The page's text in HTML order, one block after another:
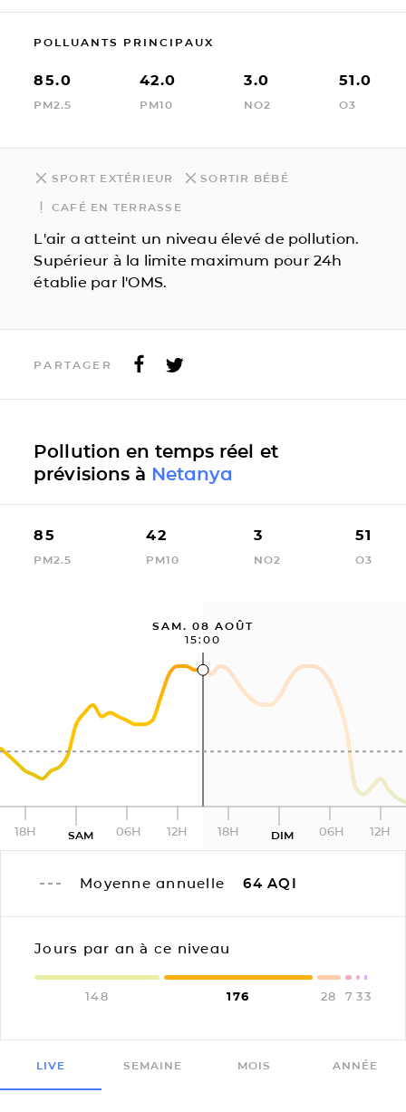
POLLUANTS PRINCIPAUX
85.0
PM2.5
42.0
PM10
3.0
NO2
51.0
O3
SPORT EXTÉRIEUR SORTIR BÉBÉ
CAFÉ EN TERRASSE
L'air a atteint un niveau élevé de pollution.
Supérieur à la limite maximum pour 24h
établie par l'OMS.
PARTAGER
Pollution en temps réel et
prévisions à Netanya
85
PM2.5
42
PM10
3
NO2
51
O3
SAM. 08 AOÛT
15:00
18H SAM 06H 12H 18H DIM 06H 12H
Moyenne annuelle 64 AQI
Jours par an à ce niveau
148 176 28 7 33
LIVE SEMAINE MOIS ANNÉE